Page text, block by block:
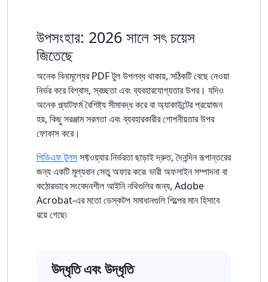
উপসংহার: 2026 সালে সৎ চয়েস
জিতেছে
অনেক বিনামূল্যের PDF টুল উপলব্ধ থাকায়, সঠিকটি বেছে নেওয়া
নির্ভর করে বিশ্বাস, স্বচ্ছতা এবং ব্যবহারযোগ্যতার উপর। যদিও
অনেক প্ল্যাটফর্ম বৈশিষ্ট্য সীমাবদ্ধ করে বা অ্যাকাউন্টের প্রয়োজন
হয়, কিছু সরঞ্জাম সরলতা এবং ব্যবহারকারীর গোপনীয়তার উপর
ফোকাস করে।
পিডিএফ টুলসসফ্টওয়্যার নির্ভরতা ছাড়াই দ্রুত, দৈনন্দিন রূপান্তরের
জন্য একটি মূল্যবান সেতু অফার করে৷ ভারী অফলাইন সম্পাদনা বা
কঠোরভাবে সংবেদনশীল আইনি নথিগুলির জন্য, Adobe
Acrobat-এর মতো ডেস্কটপ সমাধানগুলি শিল্পের মান হিসাবে
রয়ে গেছে৷
উদ্ধৃতি এবং উদ্ধৃতি